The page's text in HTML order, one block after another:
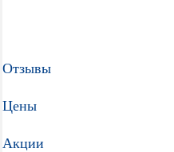
Отзывы
Цены
Акции